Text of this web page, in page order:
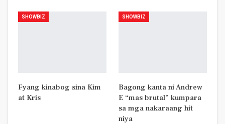
SHOWBIZ
Fyang kinabog sina Kim
at Kris
SHOWBIZ
Bagong kanta ni Andrew
E “mas brutal” kumpara
sa mga nakaraang hit
niya